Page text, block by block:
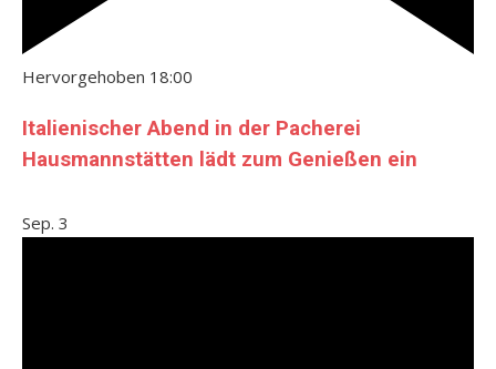
Hervorgehoben 18:00
Italienischer Abend in der Pacherei
Hausmannstätten lädt zum Genießen ein
Sep. 3